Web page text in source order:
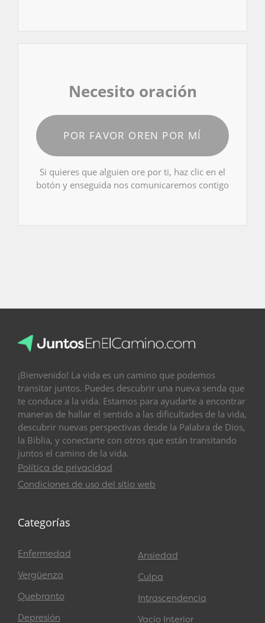
Necesito oración
POR FAVOR OREN POR MÍ
Si quieres que alguien ore por ti, haz clic en el
botón y enseguida nos comunicaremos contigo
¡Bienvenido! La vida es un camino que podemos
transitar juntos. Puedes descubrir una nueva senda que
te conduce a la vida. Estamos para ayudarte a encontrar
maneras de hallar el sentido a las dificultades de la vida,
descubrir nuevas perspectivas desde la Palabra de Dios,
la Biblia, y conectarte con otros que están transitando
juntos el camino de la vida.
Política de privacidad
Condiciones de uso del sitio web
Categorías
Enfermedad
Vergüenza
Quebranto
Depresión
Ansiedad
Culpa
Intrascendencia
Vacío Interior